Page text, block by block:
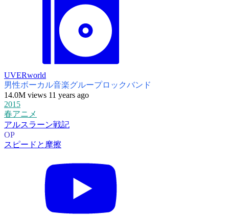
UVERworld
男性ボーカル音楽グループロックバンド
14.0M views 11 years ago
2015
春アニメ
アルスラーン戦記
OP
スピードと摩擦